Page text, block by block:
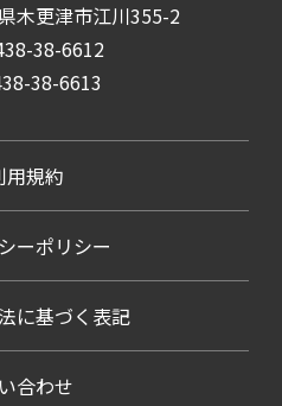
木更津市江川355-2
38-6612
38-6613
用規約
ーポリシー
に基づく表記
合わせ